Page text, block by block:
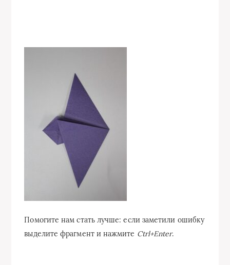
Помогите нам стать лучше: если заметили ошибку
выделите фрагмент и нажмите Ctrl+Enter.